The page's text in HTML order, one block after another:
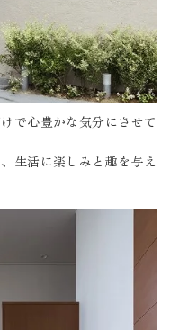
で心豊かな気分にさせて
生活に楽しみと趣を与え